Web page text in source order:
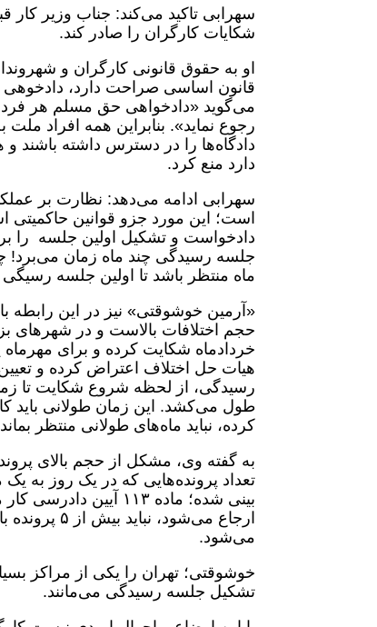
سهرابی تاکید می‌کند: جناب وزیر کار
شکایات کارگران را صادر کند.
او به حقوق قانونی کارگران و
قانون اساسی صراحت دارد،
می‌گوید «دادخواهی حق مسلم هر فرد
رجوع نماید». بنابراین همه افراد
دادگاه‌ها را در دسترس داشته باشند
دارد منع کرد.
سهرابی ادامه می‌دهد: نظارت بر
است؛ این مورد جزو قوانین حاکمیتی
دادخواست و تشکیل اولین جلسه را
جلسه رسیدگی چند ماه زمان می‌برد!
ماه منتظر باشد تا اولین جلسه
«آرمین خوشوقتی» نیز در این رابطه
حجم اختلافات بالاست و در شهرهای
خردادماه شکایت کرده و برای
هیات حل اختلاف اعتراض کرده و
رسیدگی، از لحظه شروع شکایت تا
طول می‌کشد. این زمان طولانی باید
کرده، نباید ماه‌های طولانی منتظر
به گفته وی، مشکل از حجم بالای
تعداد پرونده‌هایی که در یک روز
بینی شده؛ ماده
می‌شود.
خوشوقتی؛ تهران را یکی از مراکز
تشکیل جلسه رسیدگی می‌مانند.